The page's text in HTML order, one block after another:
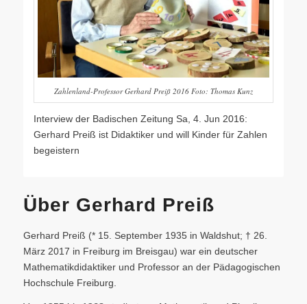
Zahlenland-Professor Gerhard Preiß 2016 Foto: Thomas Kunz
Interview der Badischen Zeitung Sa, 4. Jun 2016:
Gerhard Preiß ist Didaktiker und will Kinder für Zahlen
begeistern
Über Gerhard Preiß
Gerhard Preiß (* 15. September 1935 in Waldshut; † 26.
März 2017 in Freiburg im Breisgau) war ein deutscher
Mathematikdidaktiker und Professor an der Pädagogischen
Hochschule Freiburg.